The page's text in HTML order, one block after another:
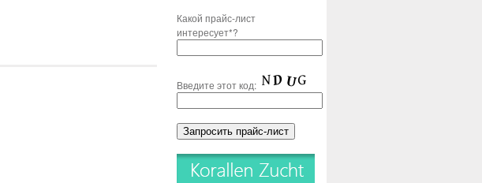
Какой прайс-лист
интересует*?
Введите этот код: